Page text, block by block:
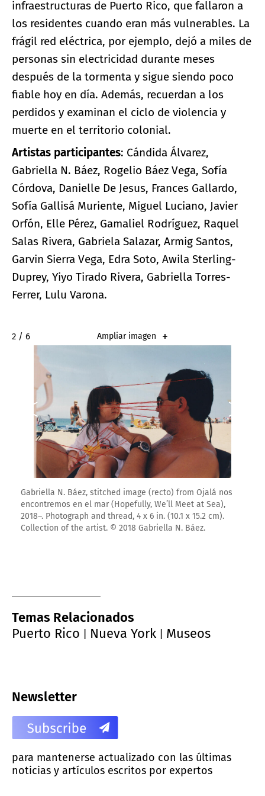
infraestructuras de Puerto Rico, que fallaron a
los residentes cuando eran más vulnerables. La
frágil red eléctrica, por ejemplo, dejó a miles de
personas sin electricidad durante meses
después de la tormenta y sigue siendo poco
fiable hoy en día. Además, recuerdan a los
perdidos y examinan el ciclo de violencia y
muerte en el territorio colonial.
Artistas participantes: Cándida Álvarez,
Gabriella N. Báez, Rogelio Báez Vega, Sofía
Córdova, Danielle De Jesus, Frances Gallardo,
Sofía Gallisá Muriente, Miguel Luciano, Javier
Orfón, Elle Pérez, Gamaliel Rodríguez, Raquel
Salas Rivera, Gabriela Salazar, Armig Santos,
Garvin Sierra Vega, Edra Soto, Awila Sterling-
Duprey, Yiyo Tirado Rivera, Gabriella Torres-
Ferrer, Lulu Varona.
2 / 6 Ampliar imagen
Gabriella N. Báez, stitched image (recto) from Ojalá nos
encontremos en el mar (Hopefully, We’ll Meet at Sea),
2018–. Photograph and thread, 4 x 6 in. (10.1 x 15.2 cm).
Collection of the artist. © 2018 Gabriella N. Báez.
Temas Relacionados
Puerto Rico
Nueva York Museos
Newsletter
para mantenerse actualizado con las últimas
noticias y artículos escritos por expertos